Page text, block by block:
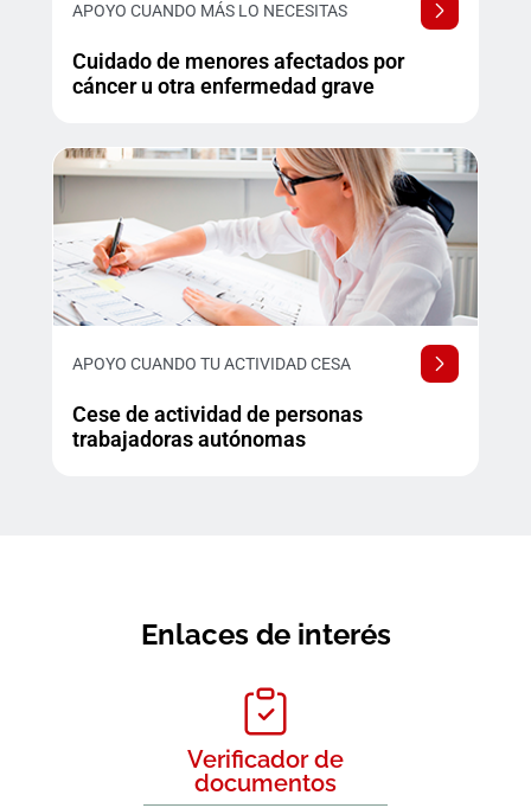
APOYO CUANDO MÁS LO NECESITAS
Cuidado de menores afectados por
cáncer u otra enfermedad grave
APOYO CUANDO TU ACTIVIDAD CESA
Cese de actividad de personas
trabajadoras autónomas
Enlaces de interés
Verificador de
documentos